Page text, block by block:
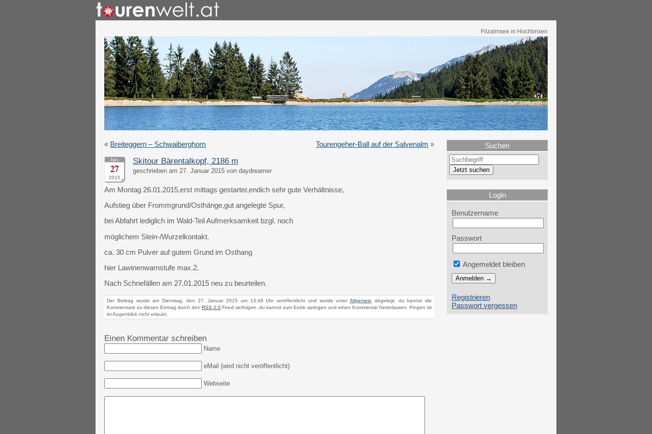
Filzalmsee in Hochbrixen
« Breiteggern – Schwaiberghorn Tourengeher-Ball auf der Salvenalm »
Jan.
27
2015
Skitour Bärentalkopf, 2186 m
geschrieben am 27. Januar 2015 von daydreamer
Am Montag 26.01.2015,erst mittags gestarter,endich sehr gute Verhältnisse,
Aufstieg über Frommgrund/Osthänge,gut angelegte Spur,
bei Abfahrt lediglich im Wald-Teil Aufmerksamkeit bzgl. noch
möglichem Stein-/Wurzelkontakt.
ca. 30 cm Pulver auf gutem Grund im Osthang
hier Lawinenwarnstufe max.2.
Nach Schnefällen am 27.01.2015 neu zu beurteilen.
Der Beitrag wurde am Dienstag, den 27. Januar 2015 um 13:46 Uhr veröffentlicht und wurde unter Allgemein abgelegt. du kannst die
Kommentare zu diesen Eintrag durch den RSS 2.0 Feed verfolgen. du kannst zum Ende springen und einen Kommentar hinterlassen. Pingen ist
im Augenblick nicht erlaubt.
Einen Kommentar schreiben
Name
eMail (wird nicht veröffentlicht)
Webseite
Suchen
Login
Benutzername
Passwort
Angemeldet bleiben
Registrieren
Passwort vergessen